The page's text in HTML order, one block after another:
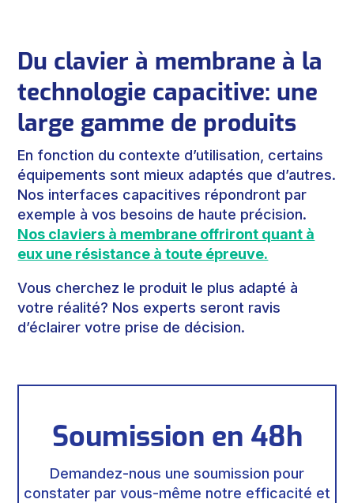
Du clavier à membrane à la
technologie capacitive: une
large gamme de produits
En fonction du contexte d’utilisation, certains
équipements sont mieux adaptés que d’autres.
Nos interfaces capacitives répondront par
exemple à vos besoins de haute précision.
Nos claviers à membrane offriront quant à
eux une résistance à toute épreuve.
Vous cherchez le produit le plus adapté à
votre réalité? Nos experts seront ravis
d’éclairer votre prise de décision.
Soumission en 48h
Demandez-nous une soumission pour
constater par vous-même notre efficacité et